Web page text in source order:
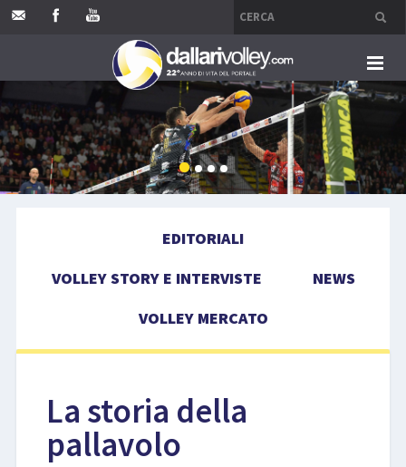
HOME
EDITORIALI
VOLLEY MERCATO
COMPETIZIONI
EVENTI
EDITORIALI
VOLLEY STORY E INTERVISTE
NEWS
VOLLEY MERCATO
La storia della
pallavolo